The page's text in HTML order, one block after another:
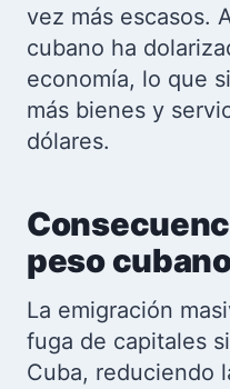
vez más escasos.
cubano ha
economía, lo que
más bienes y
dólares.
peso
La emigración
fuga de capitales
Cuba, reduciendo